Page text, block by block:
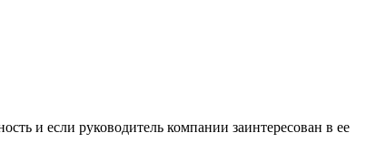
и если руководитель компании заинтересован в ее